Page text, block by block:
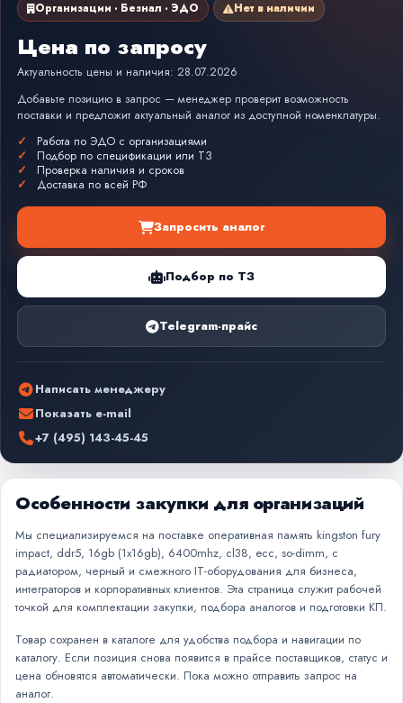
Организации · Безнал · ЭДО Нет в наличии
Цена по запросу
Актуальность цены и наличия: 28.07.2026
Добавьте позицию в запрос — менеджер проверит возможность
поставки и предложит актуальный аналог из доступной номенклатуры.
Работа по ЭДО с организациями
Подбор по спецификации или ТЗ
Проверка наличия и сроков
Доставка по всей РФ
Запросить аналог
Подбор по ТЗ
Telegram-прайс
Написать менеджеру
Показать e-mail
+7 (495) 143-45-45
Особенности закупки для организаций
Мы специализируемся на поставке оперативная память kingston fury
impact, ddr5, 16gb (1x16gb), 6400mhz, cl38, ecc, so-dimm, с
радиатором, черный и смежного IT-оборудования для бизнеса,
интеграторов и корпоративных клиентов. Эта страница служит рабочей
точкой для комплектации закупки, подбора аналогов и подготовки КП.
Товар сохранен в каталоге для удобства подбора и навигации по
каталогу. Если позиция снова появится в прайсе поставщиков, статус и
цена обновятся автоматически. Пока можно отправить запрос на
аналог.